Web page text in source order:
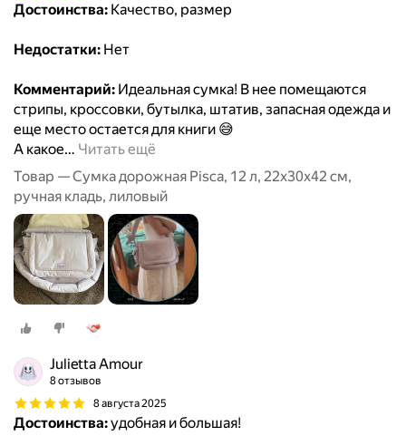
Достоинства: Качество, размер
Недостатки: Нет
Комментарий: Идеальная сумка! В нее помещаются
стрипы, кроссовки, бутылка, штатив, запасная одежда и
еще место остается для книги 😅
А какое… Читать ещё
Товар — Сумка дорожная Pisca, 12 л, 22х30х42 см,
ручная кладь, лиловый
Julietta Amour
8 отзывов
8 августа 2025
Достоинства:удобная и большая!